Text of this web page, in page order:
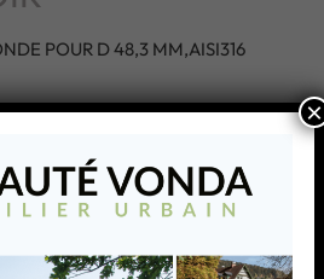
POUR D 48,3 MM,AISI316
×